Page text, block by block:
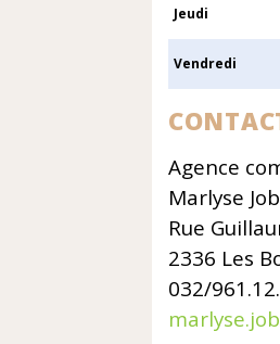
Jeudi
Vendredi
Agence
Marlyse
Rue
2336 Les
032/